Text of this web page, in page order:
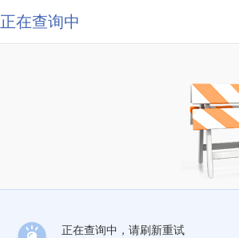
正在查询中
正在查询中，请刷新重试